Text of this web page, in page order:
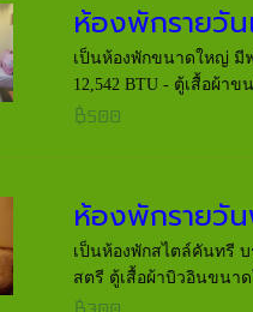
ห้องพักรายวัน
เป็นห้องพักขนาดใหญ่ มี
12,542 BTU - ตู้เสื้อผ้า
฿500
ห้องพักรายวั
เป็นห้องพักสไตล์คันทรี
สตรี ตู้เสื้อผ้าบิวอินขนา